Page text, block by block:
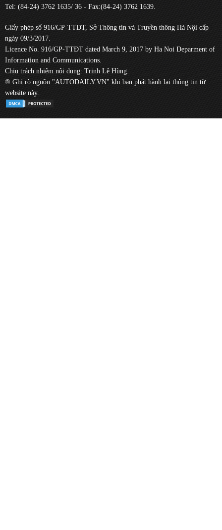
Tel: (84-24) 3762 1635/ 36 - Fax:(84-24) 3762 1639.
Giấy phép số 916/GP-TTĐT, Sở Thông tin và Truyền thông Hà Nội cấp
ngày 09/3/2017.
Licence No. 916/GP-TTĐT dated March 9, 2017 by Ha Noi Deparment of
Information and Communications.
Chịu trách nhiệm nội dung: Trịnh Lê Hùng.
® Ghi rõ nguồn "AUTODAILY.VN" khi bạn phát hành lại thông tin từ
website này.